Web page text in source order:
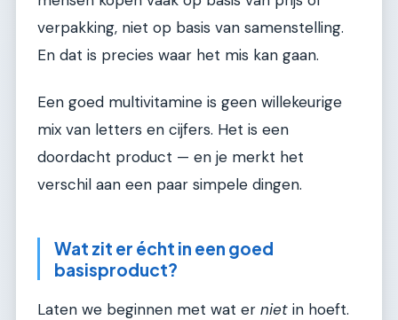
verpakking, niet op basis van samenstelling.
En dat is precies waar het mis kan gaan.
Een goed multivitamine is geen willekeurige
mix van letters en cijfers. Het is een
doordacht product — en je merkt het
verschil aan een paar simpele dingen.
Wat zit er écht in een goed
basisproduct?
Laten we beginnen met wat er niet in hoeft.